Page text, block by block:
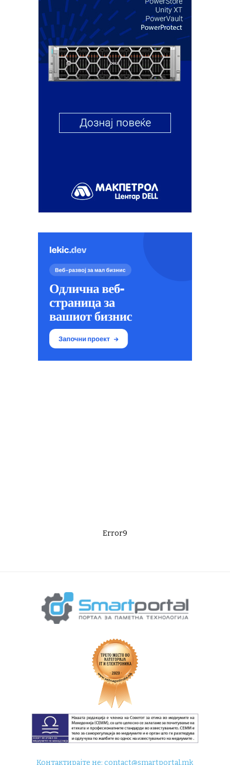
Error9
Контактирајте не:contact@smartportal.mk